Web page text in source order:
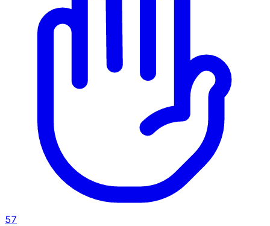
57